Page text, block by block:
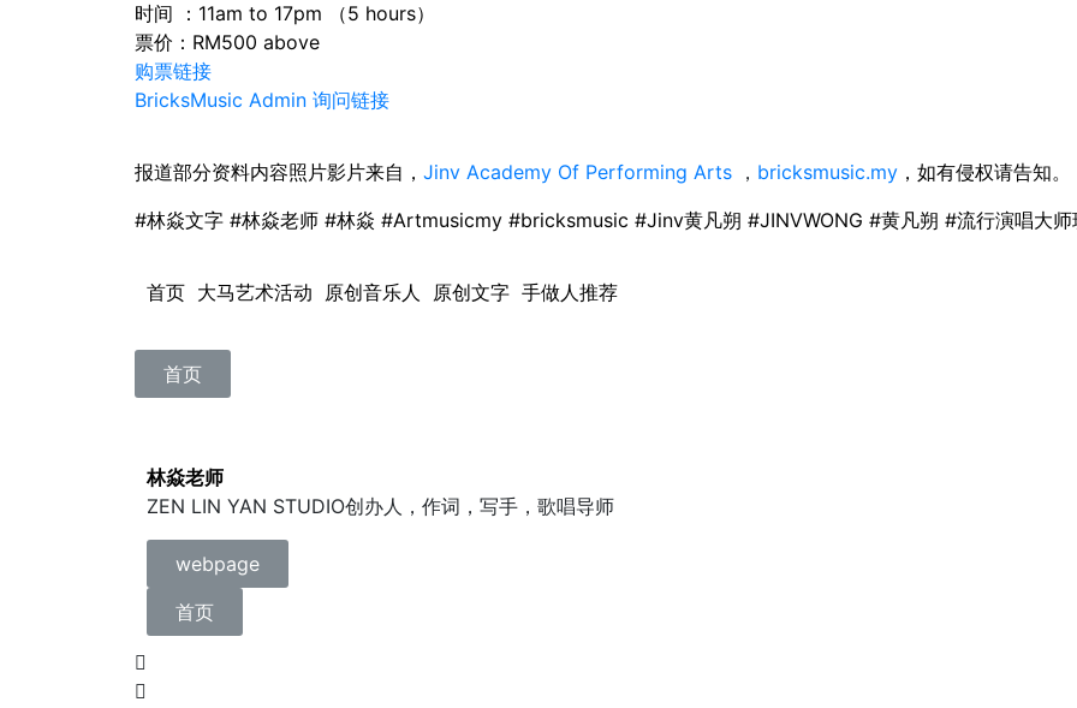
时间 ：11am to 17pm （5 hours）
票价：RM500 above
购票链接
BricksMusic Admin 询问链接
报道部分资料内容照片影片来自， Jinv Academy Of Performing Arts ， bricksmusic.my ， 如有侵权请告知。
#林焱文字 #林焱老师 #林焱 #Artmusicmy #bricksmusic #Jinv黄凡朔 #JINVWONG #黄凡朔 #流行演唱大
首页 大马艺术活动 原创音乐人 原创文字 手做人推荐
首页
林焱老师
ZEN LIN YAN STUDIO创办人，作词，写手，歌唱导师
webpage
首页